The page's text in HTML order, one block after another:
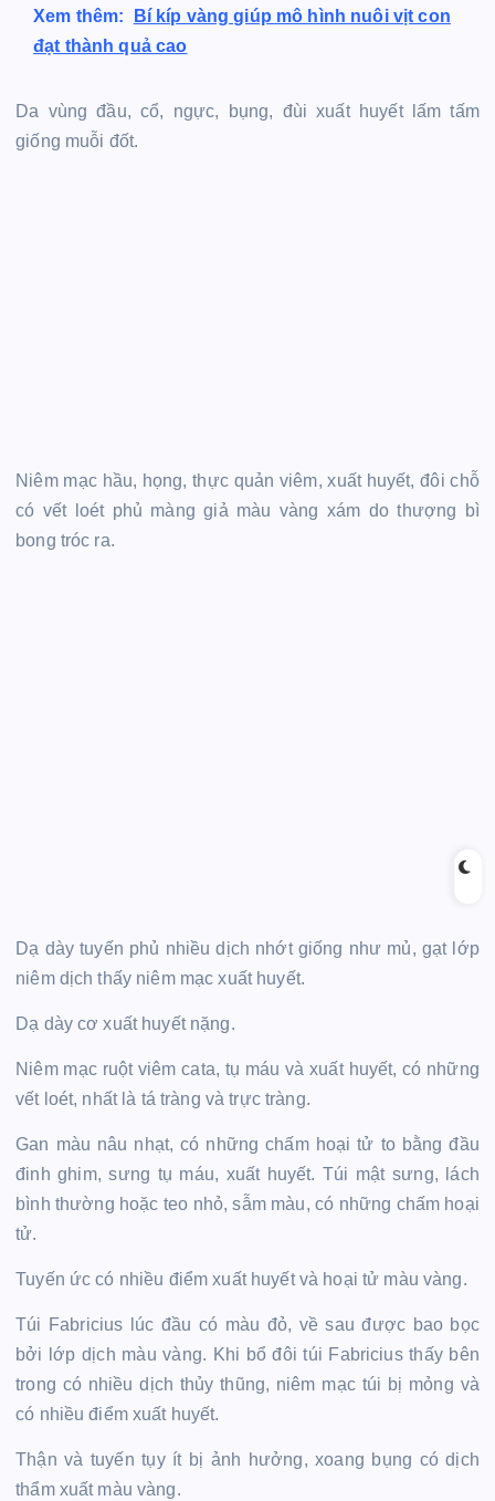
Xem thêm:
Bí kíp vàng giúp mô hình nuôi vịt con
đạt thành quả cao
Da vùng đầu, cổ, ngực, bụng, đùi xuất huyết lấm tấm
giống muỗi đốt.
Niêm mạc hầu, họng, thực quản viêm, xuất huyết, đôi chỗ
có vết loét phủ màng giả màu vàng xám do thượng bì
bong tróc ra.
Dạ dày tuyến phủ nhiều dịch nhớt giống như mủ, gạt lớp
niêm dịch thấy niêm mạc xuất huyết.
Dạ dày cơ xuất huyết nặng.
Niêm mạc ruột viêm cata, tụ máu và xuất huyết, có những
vết loét, nhất là tá tràng và trực tràng.
Gan màu nâu nhạt, có những chấm hoại tử to bằng đầu
đinh ghim, sưng tụ máu, xuất huyết. Túi mật sưng, lách
bình thường hoặc teo nhỏ, sẫm màu, có những chấm hoại
tử.
Tuyến ức có nhiều điểm xuất huyết và hoại tử màu vàng.
Túi Fabricius lúc đầu có màu đỏ, về sau được bao bọc
bởi lớp dịch màu vàng. Khi bổ đôi túi Fabricius thấy bên
trong có nhiều dịch thủy thũng, niêm mạc túi bị mỏng và
có nhiều điểm xuất huyết.
Thận và tuyến tụy ít bị ảnh hưởng, xoang bụng có dịch
thẩm xuất màu vàng.